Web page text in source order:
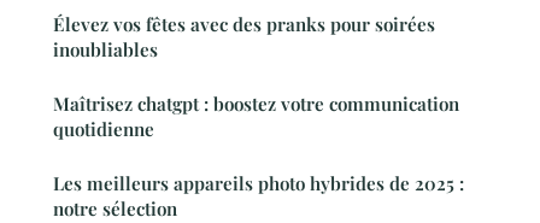
Élevez vos fêtes avec des pranks pour soirées
inoubliables
Maîtrisez chatgpt : boostez votre communication
quotidienne
Les meilleurs appareils photo hybrides de 2025 :
notre sélection